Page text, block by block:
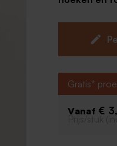
Kies
eigen
Gratis*
Vanaf €
Prijs/stuk